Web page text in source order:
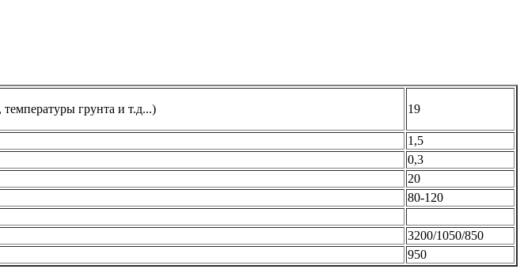
грунта и т.д...) 19
1,5
0,3
20
80-120
3200/1050/850
950